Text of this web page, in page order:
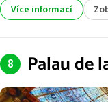
Více informací
Palau de